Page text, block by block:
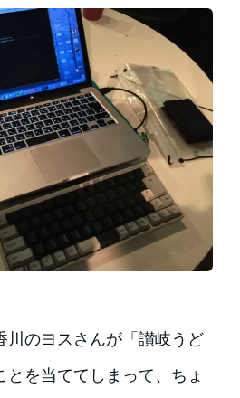
川のヨスさんが「讃岐うど
とを当ててしまって、ちょ